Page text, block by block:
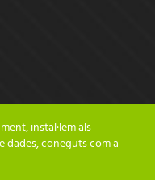
instal·lem als
dades, coneguts com a